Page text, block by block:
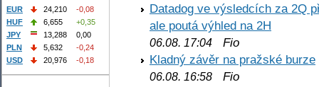
Datadog ve výsledcích za 2Q
ale poutá výhled na 2H
06.08. 17:04 Fio
Kladný závěr na pražské burze
06.08. 16:58 Fio
EUR 24,210
-0,08
HUF
6,655
+0,35
JPY
13,288
0,00
PLN
5,632
-0,24
USD
20,976 -0,18